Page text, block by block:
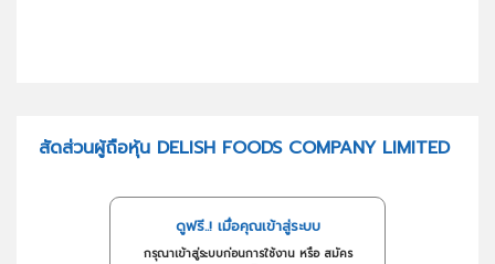
สัดส่วนผู้ถือหุ้น DELISH FOODS COMPANY LIMITED
ดูฟรี..! เมื่อคุณเข้าสู่ระบบ
กรุณาเข้าสู่ระบบก่อนการใช้งาน หรือ สมัคร